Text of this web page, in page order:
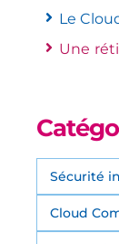
Le
Une
Sécurité
Cloud